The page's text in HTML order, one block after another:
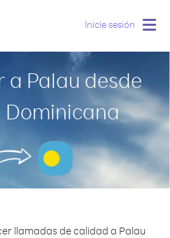
Inicie sesión
a Palau desde
Dominicana
llamadas de calidad a Palau